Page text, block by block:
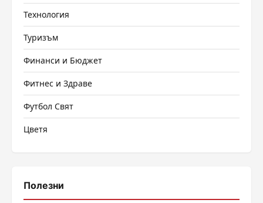
Технология
Туризъм
Финанси и Бюджет
Фитнес и Здраве
Футбол Свят
Цветя
Полезни